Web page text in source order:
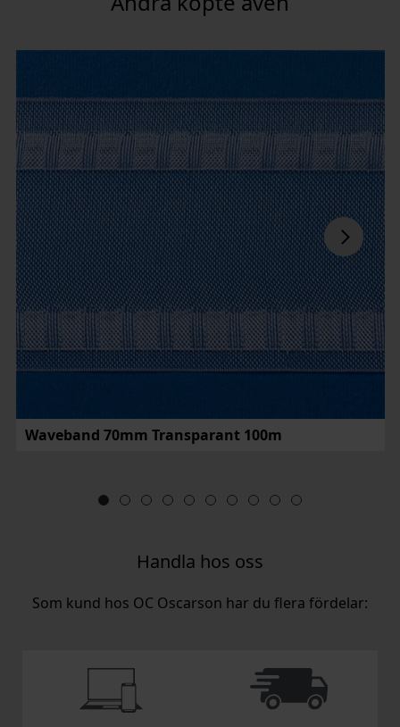
Waveband 70mm Transparant 100m
Handla hos oss
Som kund hos OC Oscarson har du flera fördelar: